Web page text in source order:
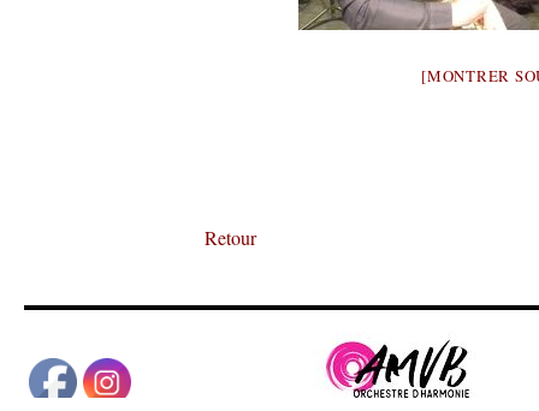
[MONTRER
Retour